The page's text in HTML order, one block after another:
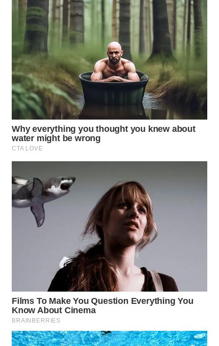
SOLO
WN
BOROBUDUR
WN
MADURA
WN
SURABAYA
WN
NATUNA
WN
BINTAN
WN
MANDALIKA
LABUANBAJO
WN
BORNEO